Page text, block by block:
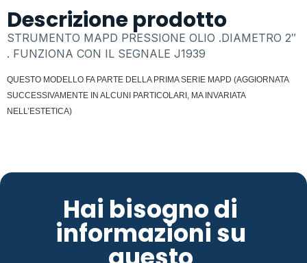
Descrizione prodotto
STRUMENTO MAPD PRESSIONE OLIO .DIAMETRO 2″
. FUNZIONA CON IL SEGNALE J1939
QUESTO MODELLO FA PARTE DELLA PRIMA SERIE MAPD (AGGIORNATA
SUCCESSIVAMENTE IN ALCUNI PARTICOLARI, MA INVARIATA
NELL’ESTETICA)
Hai bisogno di
informazioni su